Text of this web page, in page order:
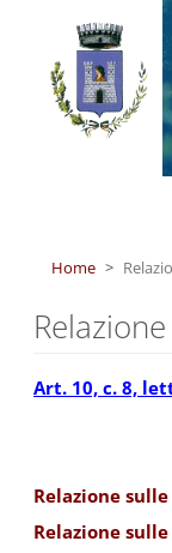
Salta al contenuto
Home
Art. 10, c. 8,
Relazione
Relazione